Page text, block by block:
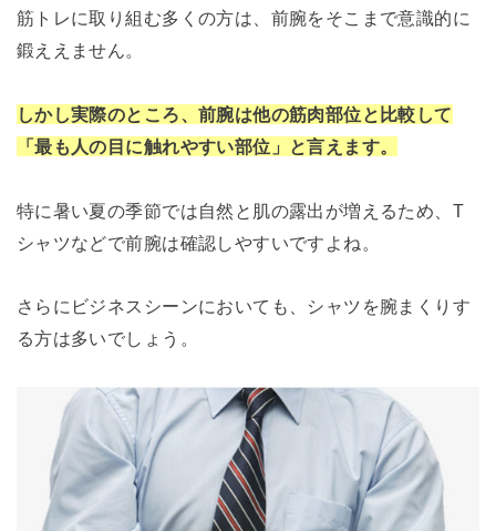
筋トレに取り組む多くの方は、前腕をそこまで意識的に
鍛ええません。
しかし実際のところ、前腕は他の筋肉部位と比較して
「最も人の目に触れやすい部位」と言えます。
特に暑い夏の季節では自然と肌の露出が増えるため、T
シャツなどで前腕は確認しやすいですよね。
さらにビジネスシーンにおいても、シャツを腕まくりす
る方は多いでしょう。